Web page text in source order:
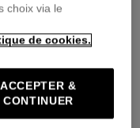
choix via le
de cookies.
ACCEPTER &
CONTINUER